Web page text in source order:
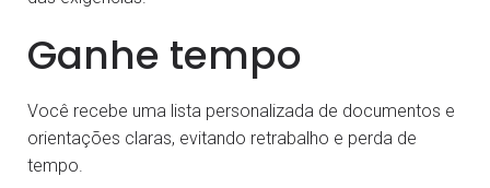
Ganhe tempo
Você recebe uma lista personalizada de documentos e
orientações claras, evitando retrabalho e perda de
tempo.